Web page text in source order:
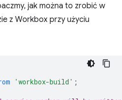
jak można to zrobić w
z Workbox przy użyciu
'workbox-build' ;